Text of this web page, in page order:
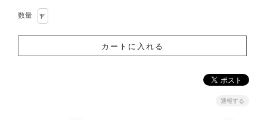
数量
通報する